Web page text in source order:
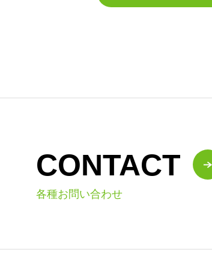
CONTACT
各種お問い合わせ